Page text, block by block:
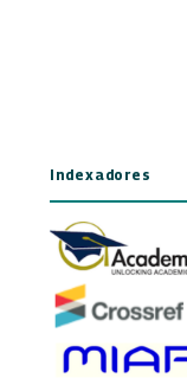
Indexadores